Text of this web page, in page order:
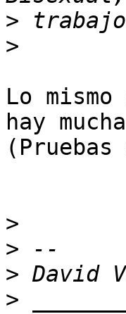
>
>
Lo
hay
(Pruebas
>
>
>
>